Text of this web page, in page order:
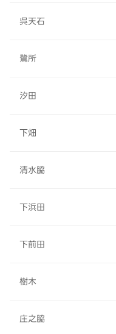
呉天石
鷺所
汐田
下畑
清水脇
下浜田
下前田
樹木
庄之脇